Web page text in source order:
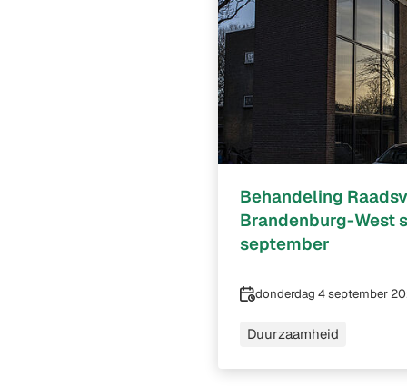
Behandeling
Brandenburg-West
september
Datum
donderdag 4 september
Duurzaamheid